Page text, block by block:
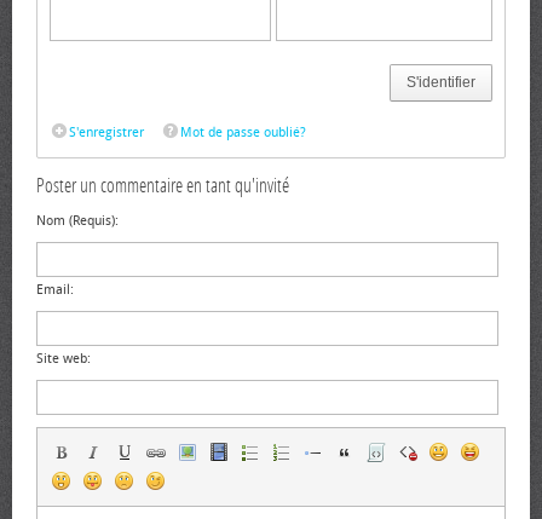
S'identifier
S'enregistrer Mot de passe oublié?
Poster un commentaire en tant qu'invité
Nom (Requis):
Email:
Site web: